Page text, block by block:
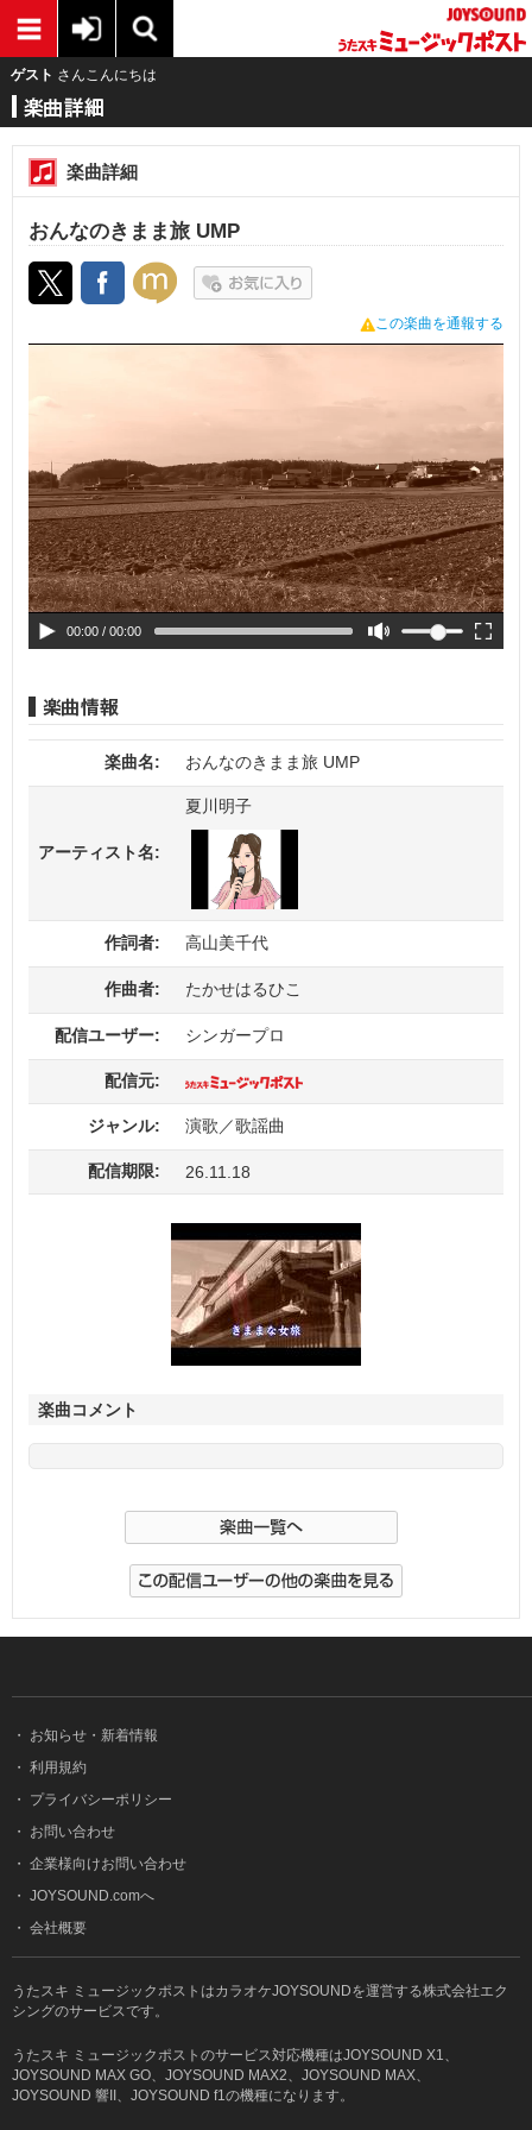
ゲスト さんこんにちは
楽曲詳細
おんなのきまま旅 UMP
この楽曲を通報する
00:00 / 00:00
楽曲名: おんなのきまま旅 UMP
アーティスト名:
夏川明子
作詞者: 高山美千代
作曲者: たかせはるひこ
配信ユーザー: シンガープロ
配信元:
ジャンル: 演歌／歌謡曲
配信期限: 26.11.18
楽曲コメント
・
お知らせ・新着情報
・ 利用規約
・
プライバシーポリシー
・
お問い合わせ
・ 企業様向けお問い合わせ
・ JOYSOUND.comへ
・ 会社概要
うたスキ ミュージックポストはカラオケJOYSOUNDを運営する株式会社エク
シングのサービスです。
うたスキ ミュージックポストのサービス対応機種はJOYSOUND X1、
JOYSOUND MAX GO、JOYSOUND MAX2、JOYSOUND MAX、
JOYSOUND 響II、JOYSOUND f1の機種になります。